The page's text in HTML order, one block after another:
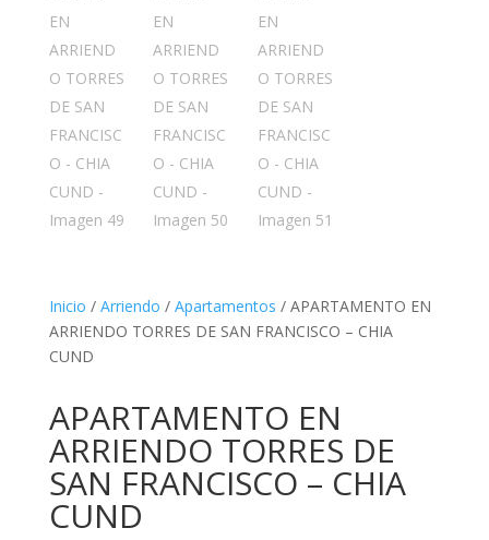
Inicio / Arriendo / Apartamentos / APARTAMENTO EN
ARRIENDO TORRES DE SAN FRANCISCO – CHIA
CUND
APARTAMENTO EN
ARRIENDO TORRES DE
SAN FRANCISCO – CHIA
CUND